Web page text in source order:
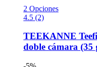
2 Opciones
4.5 (2)
TEEKANNE
doble cámara (35